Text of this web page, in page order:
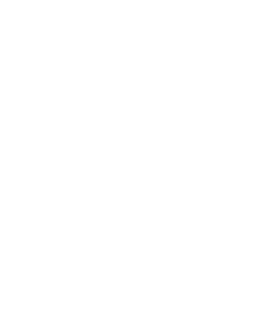
El accidente se produjo
inmediaciones del espigón de